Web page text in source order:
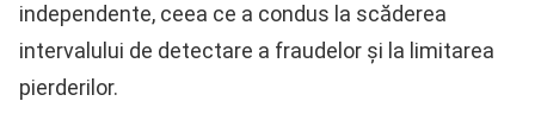
independente, ceea ce a condus la scăderea
intervalului de detectare a fraudelor și la limitarea
pierderilor.